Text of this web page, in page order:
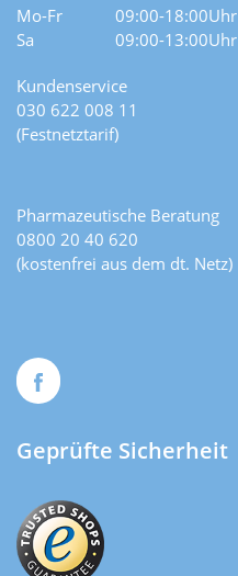
Mo-Fr
09:00-18:00Uhr
Sa
09:00-13:00Uhr
Kundenservice
030 622 008 11
(Festnetztarif)
Pharmazeutische Beratung
0800 20 40 620
(kostenfrei aus dem dt. Netz)
Geprüfte Sicherheit